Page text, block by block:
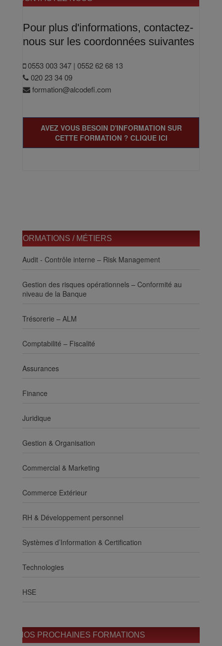
Pour plus d'informations, contactez-
nous sur les coordonnées suivantes
0553 003 347 | 0552 62 68 13
020 23 34 09
formation@alcodefi.com
AVEZ VOUS BESOIN D'INFORMATION SUR
CETTE FORMATION ? CLIQUE ICI
FORMATIONS / MÉTIERS
Audit - Contrôle interne – Risk Management
Gestion des risques opérationnels – Conformité au
niveau de la Banque
Trésorerie – ALM
Comptabilité – Fiscalité
Assurances
Finance
Juridique
Gestion & Organisation
Commercial & Marketing
Commerce Extérieur
RH & Développement personnel
Systèmes d’Information & Certification
Technologies
HSE
NOS PROCHAINES FORMATIONS